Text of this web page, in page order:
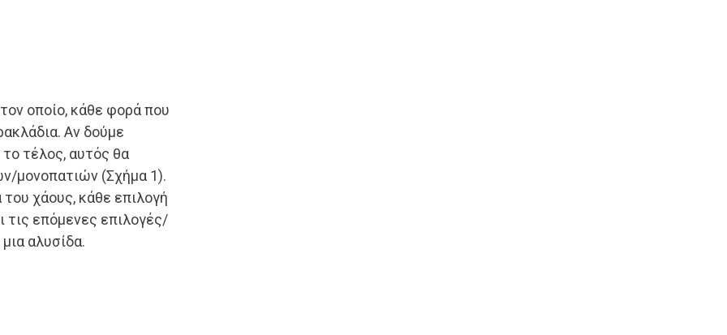
οποίο, κάθε φορά που
Αν δούμε
τέλος, αυτός θα
μονοπατιών (Σχήμα 1).
χάους, κάθε επιλογή
τις επόμενες επιλογές/
αλυσίδα.